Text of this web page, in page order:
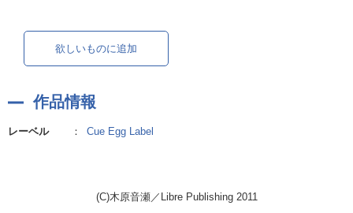
欲しいものに追加
作品情報
レーベル ： Cue Egg Label
(C)木原音瀬／Libre Publishing 2011